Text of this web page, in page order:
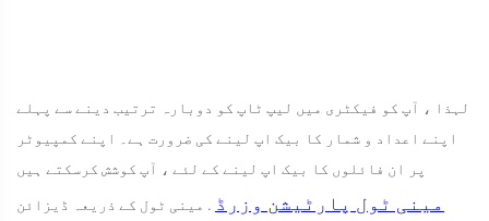
لہذا ، آپ کو فیکٹری میں لیپ ٹاپ کو دوبارہ ترتیب دینے سے پہلے
اپنے اعداد و شمار کا بیک اپ لینے کی ضرورت ہے۔ اپنے کمپیوٹر
پر ان فائلوں کا بیک اپ لینے کے لئے ، آپ کوشش کرسکتے ہیں
مینی ٹول پارٹیشن وزرڈ . مینی ٹول کے ذریعہ ڈیزائن